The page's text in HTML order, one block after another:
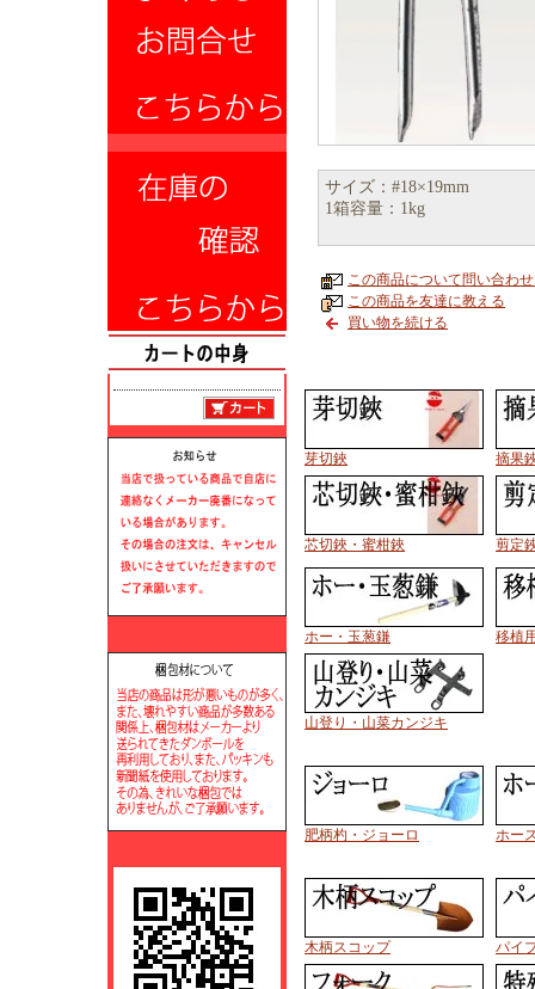
サイズ：#18×19mm
1箱容量：1kg
この商品について問い合わ
この商品を友達に教える
買い物を続ける
芽切鋏 摘果
芯切鋏・蜜柑鋏 剪定
ホー・玉葱鎌 移植
山登り・山菜カンジキ
肥柄杓・ジョーロ ホー
木柄スコップ パイ